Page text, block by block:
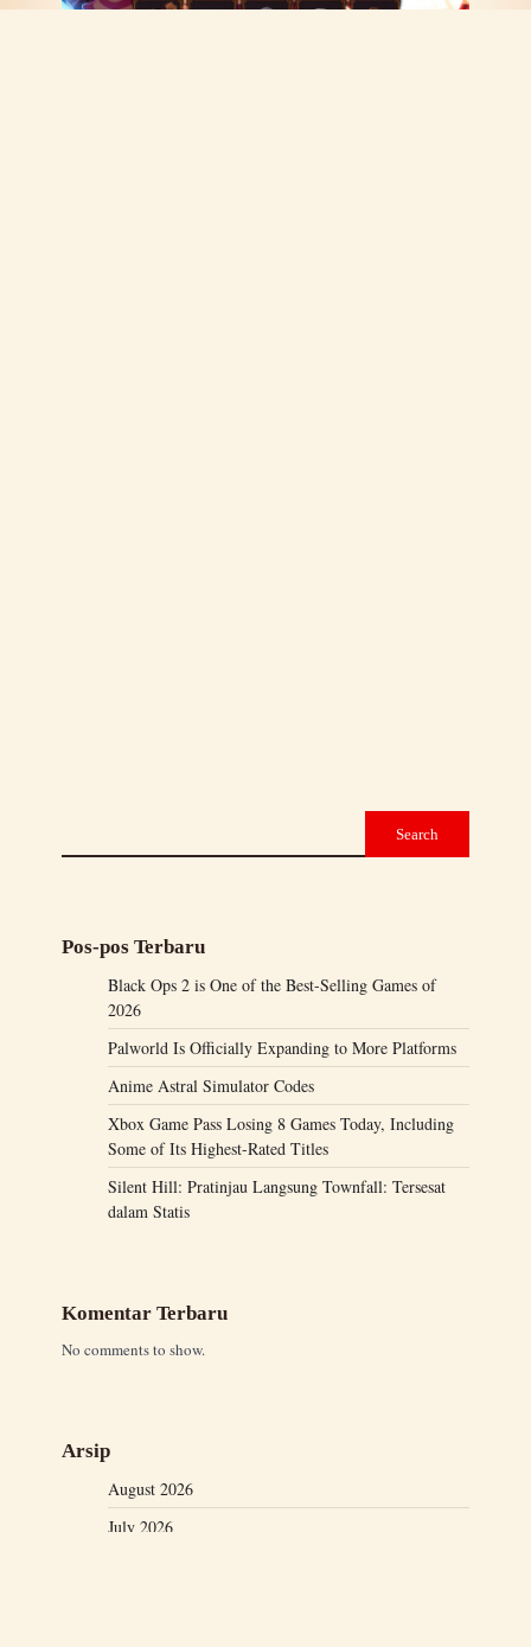
Search
Pos-pos Terbaru
Black Ops 2 is One of the Best-Selling Games of
2026
Palworld Is Officially Expanding to More Platforms
Anime Astral Simulator Codes
Xbox Game Pass Losing 8 Games Today, Including
Some of Its Highest-Rated Titles
Silent Hill: Pratinjau Langsung Townfall: Tersesat
dalam Statis
Komentar Terbaru
No comments to show.
Arsip
August 2026
July 2026